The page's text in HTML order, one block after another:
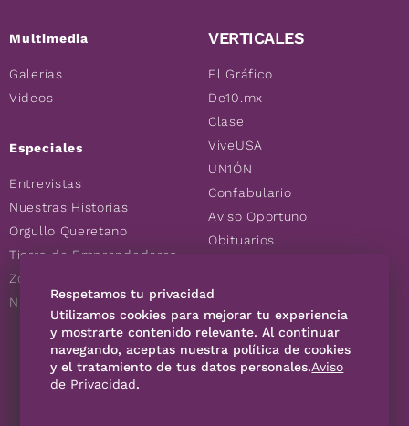
Multimedia
Galerías
Videos
Especiales
Entrevistas
Nuestras Historias
Orgullo Queretano
Tierra de Emprendedores
Zoociales
Nuevos Queretanos
VERTICALES
El Gráfico
De10.mx
Clase
ViveUSA
UN1ÓN
Confabulario
Aviso Oportuno
Obituarios
Consultas
SÍGUENOS
Respetamos tu privacidad
Utilizamos cookies para mejorar tu experiencia
y mostrarte contenido relevante. Al continuar
navegando, aceptas nuestra política de cookies
y el tratamiento de tus datos personales.Aviso
de Privacidad.